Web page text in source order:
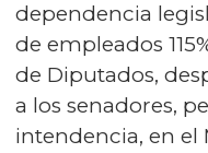
dependencia
de empleados
de Diputados,
a los senadores,
intendencia, en el